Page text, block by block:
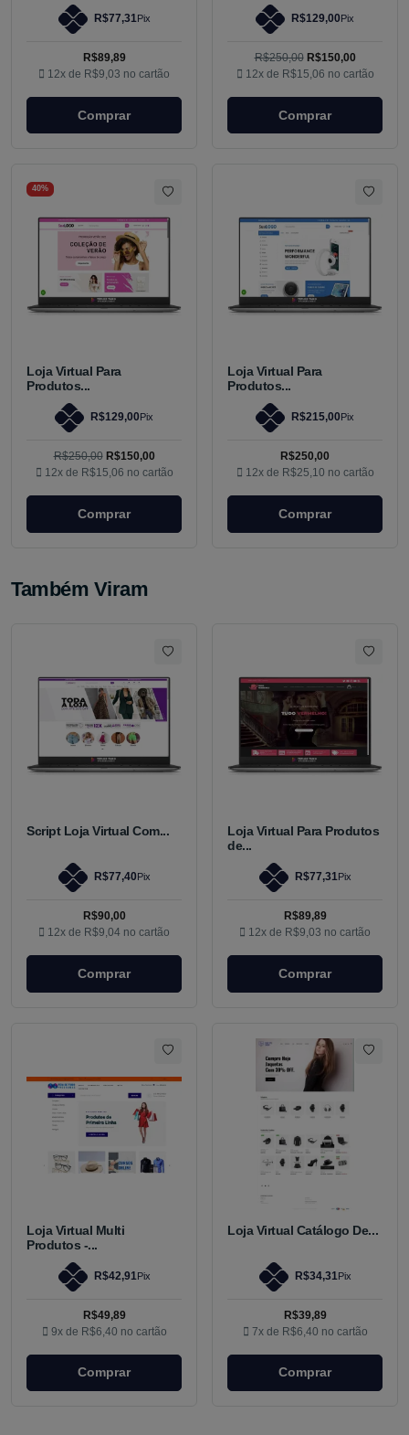
R$77,31Pix
R$89,89
12x de R$9,03 no cartão
Comprar
R$129,00Pix
R$250,00 R$150,00
12x de R$15,06 no cartão
Comprar
40%
Loja Virtual Para
Produtos...
R$129,00 Pix
R$250,00 R$150,00
12x de R$15,06 no cartão
Comprar
Loja Virtual Para
Produtos...
R$215,00 Pix
R$250,00
12x de R$25,10 no cartão
Comprar
Também Viram
Script Loja Virtual Com...
R$77,40Pix
R$90,00
12x de R$9,04 no cartão
Comprar
Loja Virtual Para Produtos
de...
R$77,31Pix
R$89,89
12x de R$9,03 no cartão
Comprar
Loja Virtual Multi
Produtos -...
R$42,91Pix
R$49,89
9x de R$6,40 no cartão
Comprar
Loja Virtual Catálogo De...
R$34,31Pix
R$39,89
7x de R$6,40 no cartão
Comprar